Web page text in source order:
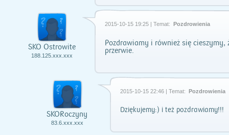
SKO Ostrowite
188.125.xxx.xxx
2015-10-15 19:25 | Temat: Pozdrowienia
Pozdrawiamy i również się cieszymy,
przerwie.
SKORoczyny
83.6.xxx.xxx
2015-10-15 22:46 | Temat: Pozdrowienia
Dziękujemy:) i też pozdrawiamy!!!